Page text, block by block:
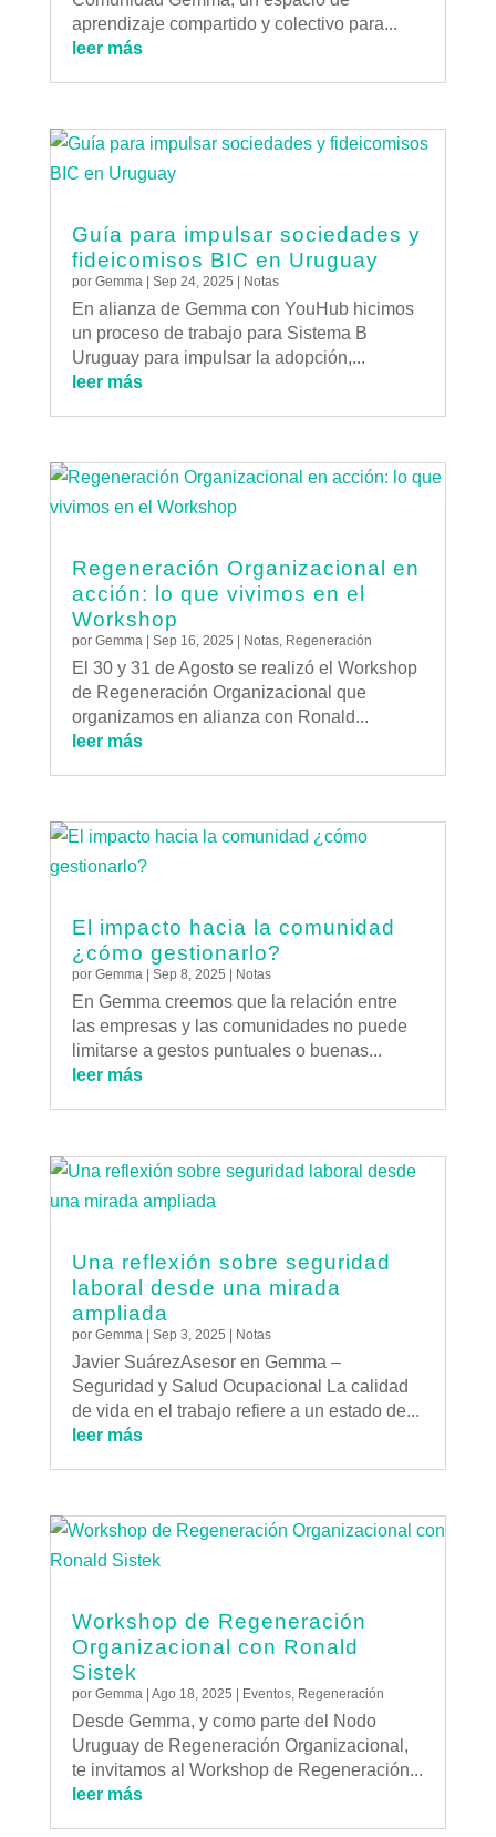
aprendizaje compartido y colectivo para...
leer más
Guía para impulsar sociedades y
fideicomisos BIC en Uruguay
por Gemma| Sep 24, 2025 Notas
En alianza de Gemma con YouHub hicimos
un proceso de trabajo para Sistema B
Uruguay para impulsar la adopción,...
leer más
Regeneración Organizacional en
acción: lo que vivimos en el
Workshop
por Gemma| Sep 16, 2025 Notas, Regeneración
El 30 y 31 de Agosto se realizó el Workshop
de Regeneración Organizacional que
organizamos en alianza con Ronald...
leer más
El impacto hacia la comunidad
¿cómo gestionarlo?
por Gemma| Sep 8, 2025 Notas
En Gemma creemos que la relación entre
las empresas y las comunidades no puede
limitarse a gestos puntuales o buenas...
leer más
Una reflexión sobre seguridad
laboral desde una mirada
ampliada
por Gemma | Sep 3, 2025 | Notas
Javier SuárezAsesor en Gemma –
Seguridad y Salud Ocupacional La calidad
de vida en el trabajo refiere a un estado de...
leer más
Workshop de Regeneración
Organizacional con Ronald
Sistek
por Gemma| Ago 18, 2025 | Eventos, Regeneración
Desde Gemma, y como parte del Nodo
Uruguay de Regeneración Organizacional,
te invitamos al Workshop de Regeneración...
leer más